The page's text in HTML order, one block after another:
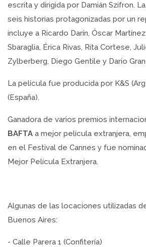
escrita y dirigida por Damián Szifron.
seis historias protagonizadas por un
incluye a Ricardo Darín, Óscar
Sbaraglia, Érica Rivas, Rita Cortese,
Zylberberg, Diego Gentile y Darío
La película fue producida por K&S
(España).
Ganadora de varios premios
BAFTA a mejor película extranjera,
en el Festival de Cannes y fue
Mejor Película Extranjera.
Algunas de las locaciones utilizadas
Buenos Aires:
- Calle Parera 1 (Confitería)